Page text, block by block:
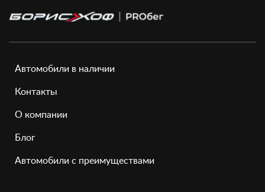
Автомобили в наличии
Контакты
О компании
Блог
Автомобили с преимуществами